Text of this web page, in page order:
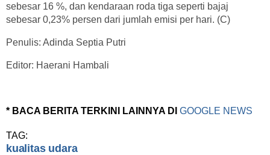
sebesar 16 %, dan kendaraan roda tiga seperti bajaj
sebesar 0,23% persen dari jumlah emisi per hari. (C)
Penulis: Adinda Septia Putri
Editor: Haerani Hambali
* BACA BERITA TERKINI LAINNYA DI GOOGLE NEWS
TAG:
kualitas udara